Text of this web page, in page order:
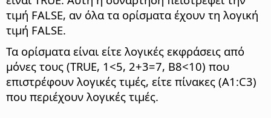
τιμή FALSE, αν όλα τα ορίσματα έχουν τη λογική
τιμή FALSE.
Τα ορίσματα είναι είτε λογικές εκφράσεις από
μόνες τους (TRUE, 1<5, 2+3=7, B8<10) που
επιστρέφουν λογικές τιμές, είτε πίνακες (A1:C3)
που περιέχουν λογικές τιμές.